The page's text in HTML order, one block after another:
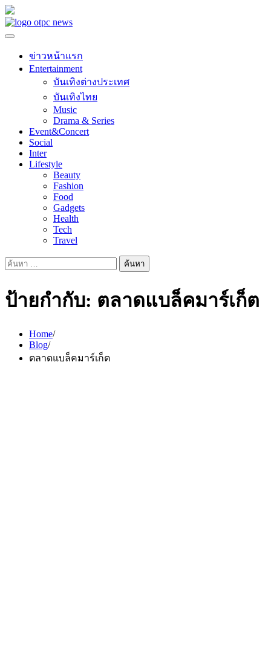
Skip
to
ข่าวหน้าแรก
Entertainment
บันเทิงต่างประเทศ
บันเทิงไทย
Music
Drama & Series
Event&Concert
Social
Inter
Lifestyle
Beauty
Fashion
Food
Gadgets
Health
Tech
Travel
ค้นหา
ป้ายกำกับ: ตลาดแบล็คมาร์เก็ต
Home
Blog
ตลาดแบล็คมาร์เก็ต